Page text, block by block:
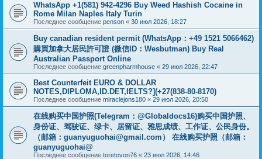
WhatsApp +1(581) 942-4296 Buy Weed Hashish Cocaine in
Rome Milan Naples Italy Turin
Последнее сообщение penson « 30 июл 2026, 18:27
Buy canadian resident permit (WhatsApp：+49 1521 5066462)
購買加拿大居民許可證 (微信ID：Wesbutman) Buy Real
Australian Passport Online
Последнее сообщение greenpharmhouse « 29 июл 2026, 22:47
Best Counterfeit EURO & DOLLAR
NOTES,DIPLOMA,ID.DET,IELTS?](+27(838-80-8170)
Последнее сообщение miraclejons180 « 29 июл 2026, 20:50
在线购买中国护照(Telegram：@Globaldocs16)购买中国护照、
身份证、驾驶证、绿卡、居留证、雅思成绩、工作证、公民身份。
（邮箱： guanyuguohai@gmail.com ） 在线购买护照（邮箱：
guanyuguohai@
Последнее сообщение toretovon76 « 23 июл 2026, 14:46